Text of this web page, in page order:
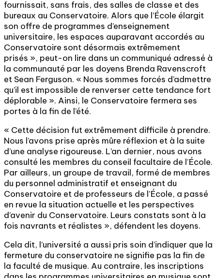
fournissait, sans frais, des salles de classe et des
bureaux au Conservatoire. Alors que l’École élargit
son offre de programmes d’enseignement
universitaire, les espaces auparavant accordés au
Conservatoire sont désormais extrêmement
prisés », peut-on lire dans un communiqué adressé à
la communauté par les doyens Brenda Ravenscroft
et Sean Ferguson. « Nous sommes forcés d’admettre
qu’il est impossible de renverser cette tendance fort
déplorable ». Ainsi, le Conservatoire fermera ses
portes à la fin de l’été.
« Cette décision fut extrêmement difficile à prendre.
Nous l’avons prise après mûre réflexion et à la suite
d’une analyse rigoureuse. L’an dernier, nous avons
consulté les membres du conseil facultaire de l’École.
Par ailleurs, un groupe de travail, formé de membres
du personnel administratif et enseignant du
Conservatoire et de professeurs de l’École, a passé
en revue la situation actuelle et les perspectives
d’avenir du Conservatoire. Leurs constats sont à la
fois navrants et réalistes », défendent les doyens.
Cela dit, l’université a aussi pris soin d’indiquer que la
fermeture du conservatoire ne signifie pas la fin de
la faculté de musique. Au contraire, les inscriptions